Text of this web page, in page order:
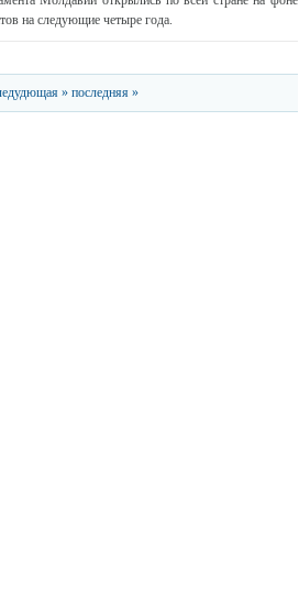
на следующие четыре года.
» последняя »